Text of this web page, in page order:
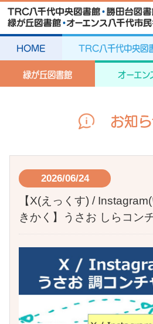
HOME TRC八千代中央図
緑が丘図書館 オーエン
お知
2026/06/24
【X(えっくす) /
きかく】うさお しらコン